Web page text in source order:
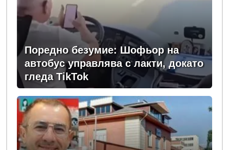
Поредно безумие: Шофьор на
автобус управлява с лакти, докато
гледа TikTok